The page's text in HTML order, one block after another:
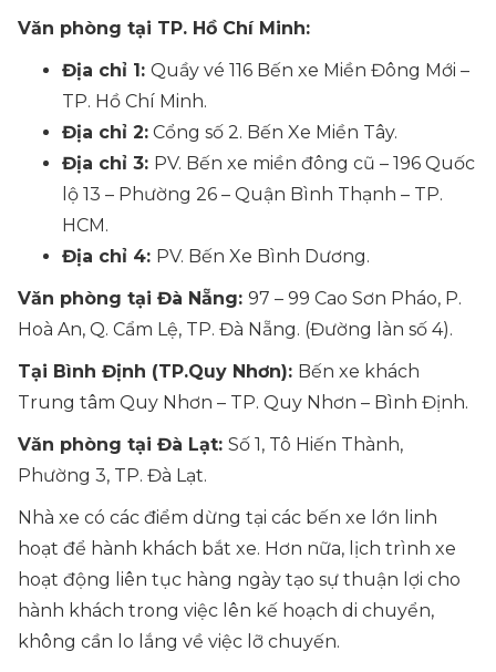
Văn phòng tại TP. Hồ Chí Minh:
Địa chỉ 1: Quầy vé 116 Bến xe Miền Đông Mới –
TP. Hồ Chí Minh.
Địa chỉ 2: Cổng số 2. Bến Xe Miền Tây.
Địa chỉ 3: PV. Bến xe miền đông cũ – 196 Quốc
lộ 13 – Phường 26 – Quận Bình Thạnh – TP.
HCM.
Địa chỉ 4: PV. Bến Xe Bình Dương.
Văn phòng tại Đà Nẵng: 97 – 99 Cao Sơn Pháo, P.
Hoà An, Q. Cẩm Lệ, TP. Đà Nẵng. (Đường làn số 4).
Tại Bình Định (TP.Quy Nhơn): Bến xe khách
Trung tâm Quy Nhơn – TP. Quy Nhơn – Bình Định.
Văn phòng tại Đà Lạt: Số 1, Tô Hiến Thành,
Phường 3, TP. Đà Lạt.
Nhà xe có các điểm dừng tại các bến xe lớn linh
hoạt để hành khách bắt xe. Hơn nữa, lịch trình xe
hoạt động liên tục hàng ngày tạo sự thuận lợi cho
hành khách trong việc lên kế hoạch di chuyển,
không cần lo lắng về việc lỡ chuyến.